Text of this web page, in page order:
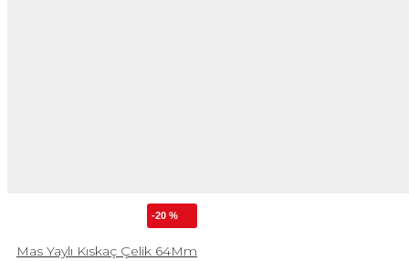
-20 %
Mas Yaylı Kıskaç Çelik 64Mm